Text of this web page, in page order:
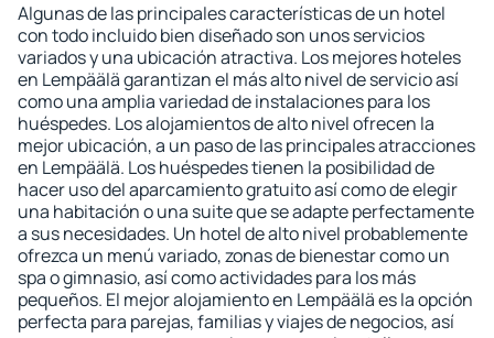
Algunas de las principales características de un hotel
con todo incluido bien diseñado son unos servicios
variados y una ubicación atractiva. Los mejores hoteles
en Lempäälä garantizan el más alto nivel de servicio así
como una amplia variedad de instalaciones para los
huéspedes. Los alojamientos de alto nivel ofrecen la
mejor ubicación, a un paso de las principales atracciones
en Lempäälä. Los huéspedes tienen la posibilidad de
hacer uso del aparcamiento gratuito así como de elegir
una habitación o una suite que se adapte perfectamente
a sus necesidades. Un hotel de alto nivel probablemente
ofrezca un menú variado, zonas de bienestar como un
spa o gimnasio, así como actividades para los más
pequeños. El mejor alojamiento en Lempäälä es la opción
perfecta para parejas, familias y viajes de negocios, así